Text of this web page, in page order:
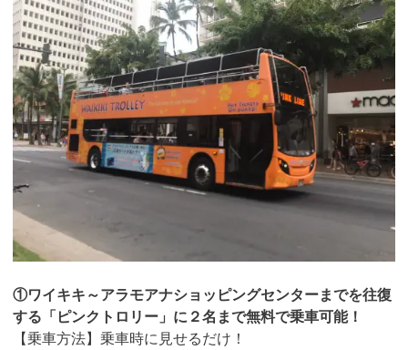
①ワイキキ～アラモアナショッピングセンターまでを往復
する「ピンクトロリー」に２名まで無料で乗車可能！
【乗車方法】乗車時に見せるだけ！